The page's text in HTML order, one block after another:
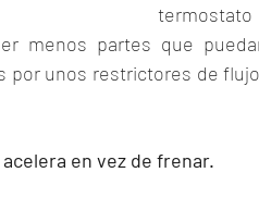
menos partes que
por unos restrictores de
en vez de frenar.